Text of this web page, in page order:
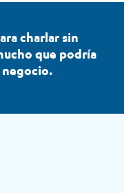
charlar sin
que podría
negocio.